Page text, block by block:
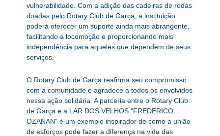
vulnerabilidade. Com a adição das cadeiras de rodas
doadas pelo Rotary Club de Garça, a instituição
poderá oferecer um suporte ainda mais abrangente,
facilitando a locomoção e proporcionando mais
independência para aqueles que dependem de seus
serviços.
O Rotary Club de Garça reafirma seu compromisso
com a comunidade e agradece a todos os envolvidos
nessa ação solidária. A parceria entre o Rotary Club
de Garça e a LAR DOS VELHOS "FREDERICO
OZANAN" é um exemplo inspirador de como a união
de esforços pode fazer a diferença na vida das